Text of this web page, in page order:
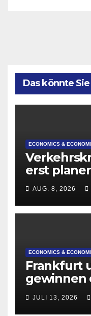
Das könnte
ECONOMICS &
erst
AUG. 8, 2026
ECONOMICS &
Frankfurt
gewinnen
JULI 13, 2026